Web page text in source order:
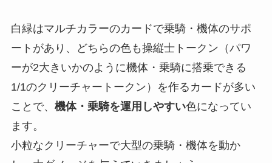
白緑はマルチカラーのカードで乗騎・機体のサポ
ートがあり、どちらの色も操縦士トークン（パワ
ーが2大きいかのように機体・乗騎に搭乗できる
1/1のクリーチャートークン）を作るカードが多い
ことで、 機体・乗騎を運用しやすい色になってい
ます。
小粒なクリーチャーで大型の乗騎・機体を動か